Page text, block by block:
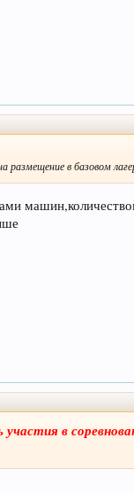
в базовом
участия в